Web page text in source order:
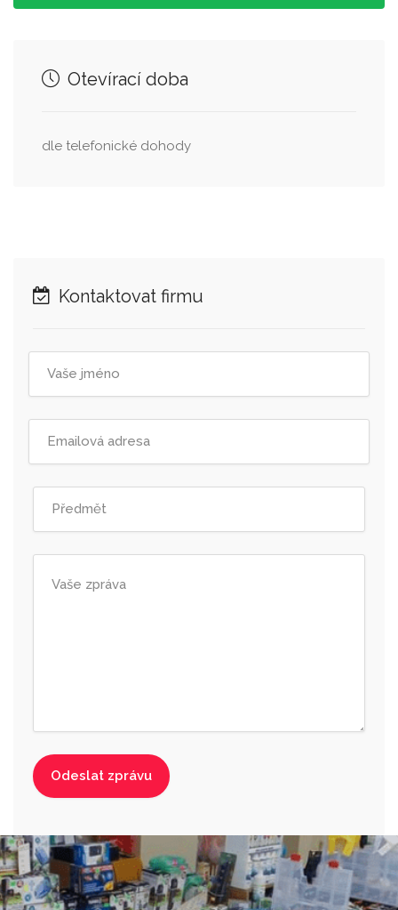
Otevírací doba
dle telefonické dohody
Kontaktovat firmu